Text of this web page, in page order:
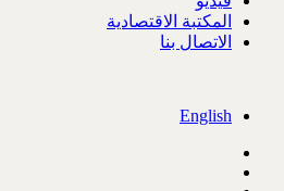
المكتبة الاقتصادية
الاتصال بنا
English